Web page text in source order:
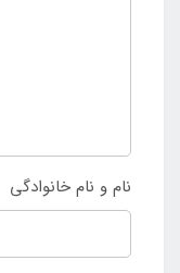
نام و نام خانوادگی